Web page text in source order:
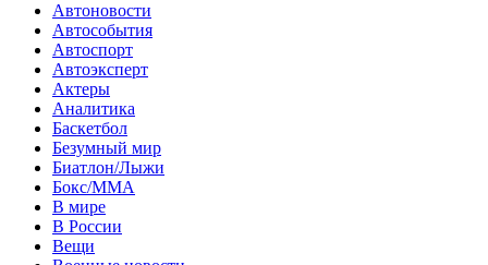
Автоновости
Автособытия
Автоспорт
Автоэксперт
Актеры
Аналитика
Баскетбол
Безумный мир
Биатлон/Лыжи
Бокс/MMA
В мире
В России
Вещи